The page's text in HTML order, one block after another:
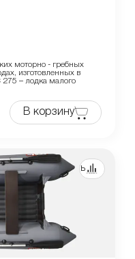
моторно - гребных
изготовленных в
– лодка малого
В корзину
Сравнить